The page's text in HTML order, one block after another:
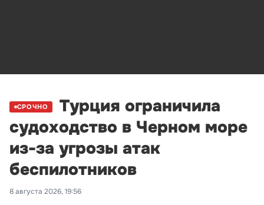
СРОЧНО
Турция ограничила
судоходство в Черном море
из-за угрозы атак
беспилотников
8 августа 2026, 19:56